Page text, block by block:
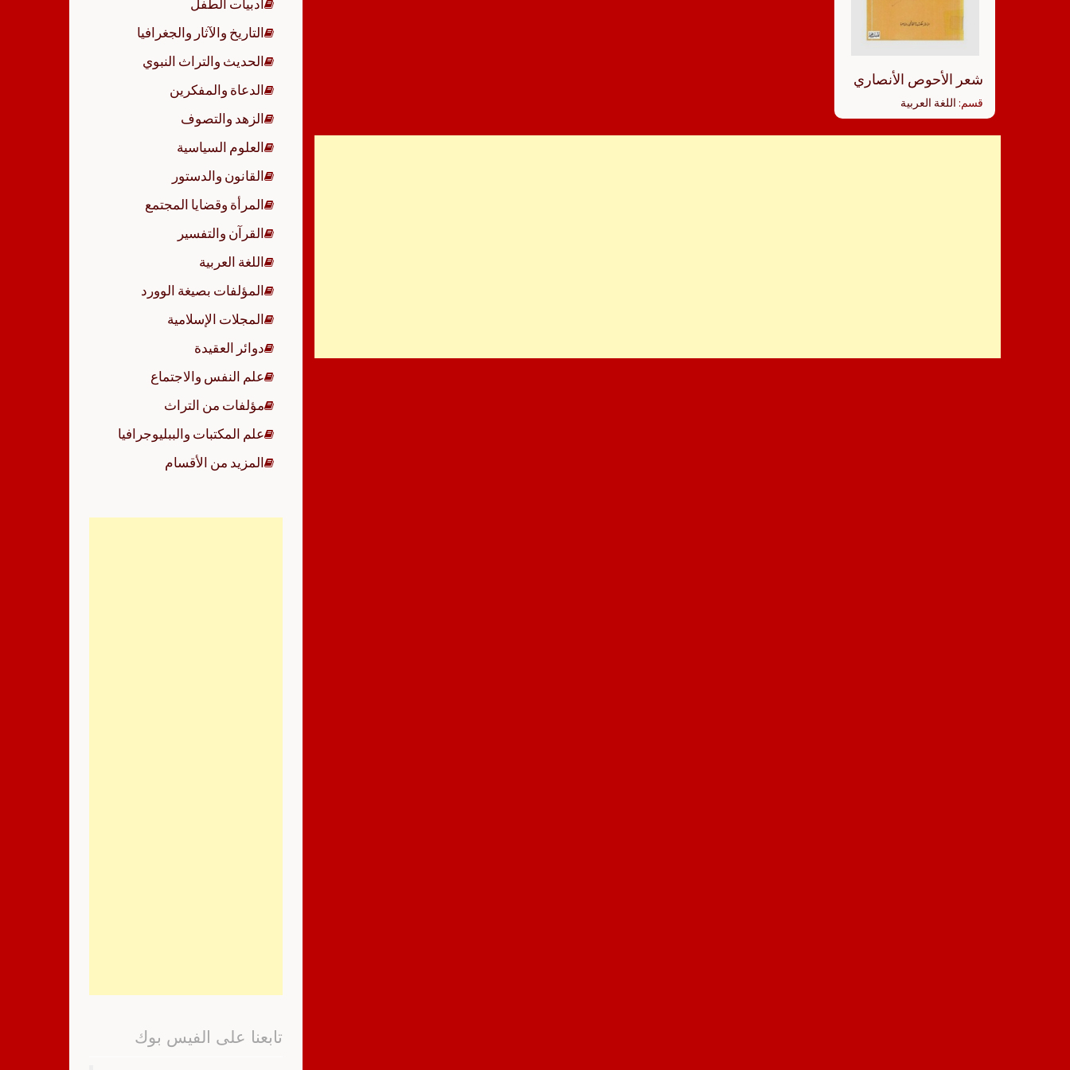
شعر الأحوص الأنصاري
قسم: اللغة العربية
أدبيات الطفل
التاريخ والآثار والجغرافيا
الحديث والتراث النبوي
الدعاة والمفكرين
الزهد والتصوف
العلوم السياسية
القانون والدستور
المرأة وقضايا المجتمع
القرآن والتفسير
اللغة العربية
المؤلفات بصيغة الوورد
المجلات الإسلامية
دوائر العقيدة
علم النفس والاجتماع
مؤلفات من التراث
علم المكتبات والببليوجرافيا
المزيد من الأقسام
تابعنا على الفيس بوك